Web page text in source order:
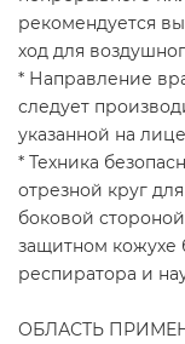
рекомендуется
ход для
* Направление
следует
указанной на
* Техника
отрезной круг
боковой
защитном кожухе
респиратора и
ОБЛАСТЬ